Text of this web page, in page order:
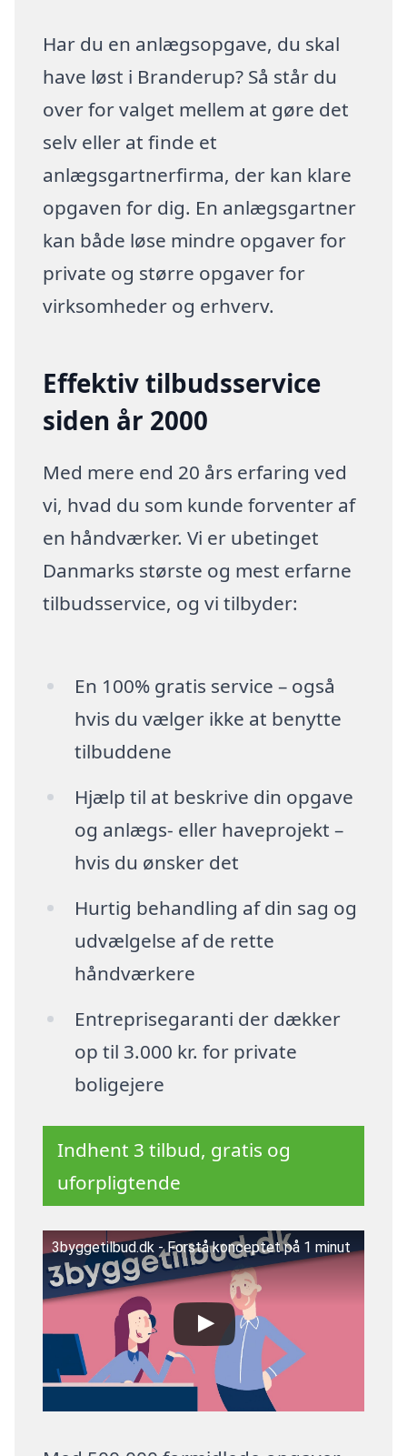
Har du en anlægsopgave, du skal
have løst i Branderup? Så står du
over for valget mellem at gøre det
selv eller at finde et
anlægsgartnerfirma, der kan klare
opgaven for dig. En anlægsgartner
kan både løse mindre opgaver for
private og større opgaver for
virksomheder og erhverv.
Effektiv tilbudsservice
siden år 2000
Med mere end 20 års erfaring ved
vi, hvad du som kunde forventer af
en håndværker. Vi er ubetinget
Danmarks største og mest erfarne
tilbudsservice, og vi tilbyder:
En 100% gratis service – også
hvis du vælger ikke at benytte
tilbuddene
Hjælp til at beskrive din opgave
og anlægs- eller haveprojekt –
hvis du ønsker det
Hurtig behandling af din sag og
udvælgelse af de rette
håndværkere
Entreprisegaranti der dækker
op til 3.000 kr. for private
boligejere
Indhent 3 tilbud, gratis og
uforpligtende
3byggetilbud.dk - Forstå konceptet på 1 minut